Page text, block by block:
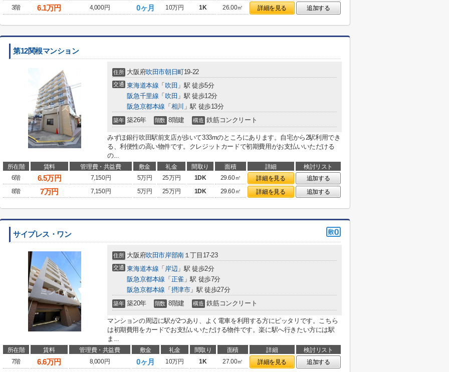
3階
6.1万円 4,000円 0ヶ月 10万円 1K 26.00㎡ 詳細を見る 追加する
第12関根マンション
住所 大阪府吹田市朝日町19-22
交通 東海道本線 「 吹田 」駅 徒歩5分
阪急千里線 「 吹田 」駅 徒歩12分
阪急京都本線 「 相川 」駅 徒歩13分
築年 築26年 階数 8階建 構造 鉄筋コンクリート
みずほ銀行吹田駅前支店が歩いて333mのところにあります。自宅から2駅利用でき
る、利便性の高い物件です。クレジットカードで初期費用がお支払いいただける
の...
所在階 賃料 管理費・共益費 敷金 礼金 間取り 面積 詳細
検討リスト
6階
6.5万円 7,150円 5万円 25万円 1DK 29.60㎡ 詳細を見る
追加する
8階
7万円 7,150円 5万円 25万円 1DK 29.60㎡ 詳細を見る 追加する
サイプレス・ワン
住所 大阪府吹田市岸部南１丁目17-23
交通 東海道本線 「 岸辺 」駅 徒歩2分
阪急京都本線 「 正雀 」駅 徒歩7分
阪急京都本線 「 摂津市」駅 徒歩27分
築年 築20年 階数 8階建 構造 鉄筋コンクリート
マンションの周辺に駅が2つあり、よく電車を利用する方にピッタリです。こちら
は初期費用をカードでお支払いいただける物件です。楽に駅へ行きたい方には駅
ま...
所在階 賃料 管理費・共益費 敷金 礼金 間取り 面積 詳細
検討リスト
7階
6.6万円 8,000円 0ヶ月 10万円 1K 27.00㎡ 詳細を見る 追加する